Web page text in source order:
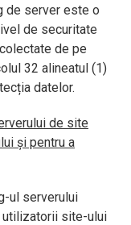
de server este o
de securitate
de pe
32 alineatul (1)
datelor.
de site
și pentru a
ul serverului
utilizatorii site-ului